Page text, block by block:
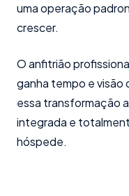
uma operação
crescer.
O anfitrião
ganha tempo e visão
essa transformação
integrada e
hóspede.